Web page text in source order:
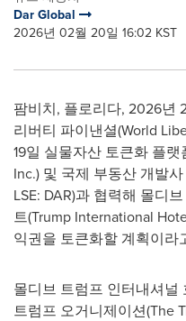
Dar Global
2026년 02월 20일 16:02 KST
팜비치, 플로리다, 2026년
리버티 파이낸셜(World
19일 실물자산 토큰화 플
Inc.) 및 국제 부동산 개발
LSE: DAR)과 협력해 몰디
트(Trump International
익권을 토큰화할 계획이라
몰디브 트럼프 인터내셔널
트럼프 오거니제이션(The